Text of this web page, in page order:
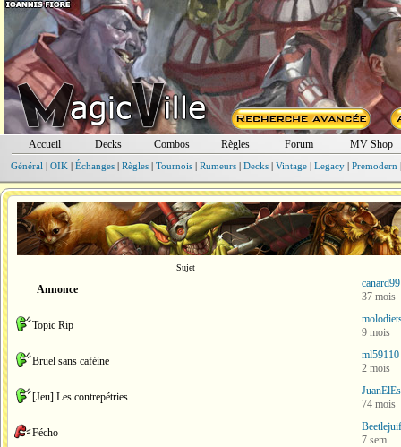
Accueil Decks Combos Règles Forum MV Shop
Général | OIK | Échanges| Règles| Tournois| Rumeurs| Decks| Vintage| Legacy| Premodern
Sujet
Annonce
canard99
37 mois
Topic Rip
9 mois
Bruel sans caféine
ml59110
2 mois
[Jeu] Les contrepétries
74 mois
Fécho
Beetlejuif
7 sem.